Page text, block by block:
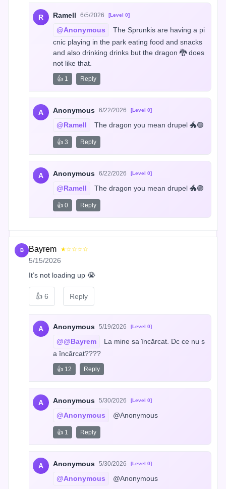
R Ramell 6/5/2026 [Level 0]
@Anonymous
The Sprunkis are having a pi
cnic playing in the park eating food and snacks
and also drinking drinks but the dragon 🐉 does
not like that.
👍 1 Reply
A Anonymous 6/22/2026 [Level 0]
@Ramell The dragon you mean drupel 🐲🟣
👍 3 Reply
A Anonymous 6/22/2026 [Level 0]
@Ramell The dragon you mean drupel 🐲🟣
👍 0 Reply
B Bayrem ★☆☆☆☆
5/15/2026
It’s not loading up 😭
👍 6 Reply
A Anonymous 5/19/2026 [Level 0]
@@Bayrem
La mine sa încărcat. Dc ce nu s
a încărcat????
👍 12 Reply
A Anonymous 5/30/2026 [Level 0]
@Anonymous @Anonymous
👍 1 Reply
A Anonymous 5/30/2026 [Level 0]
@Anonymous @Anonymous